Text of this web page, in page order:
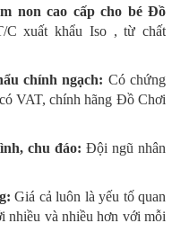
non cao cấp cho bé Đồ
C xuất khẩu Iso , từ chất
chính ngạch: Có chứng
VAT, chính hãng Đồ Chơi
chu đáo: Đội ngũ nhân
Giá cả luôn là yếu tố quan
nhiều và nhiều hơn với mỗi